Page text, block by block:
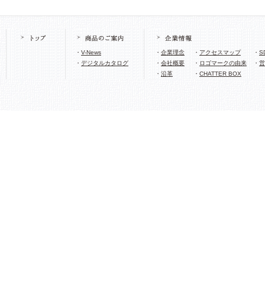
・ V-News
・ デジタルカタログ
・ 企業理念
・ 会社概要
・ 沿革
・ アクセスマップ
・ ロゴマークの由来
・ CHATTER BOX
・
・